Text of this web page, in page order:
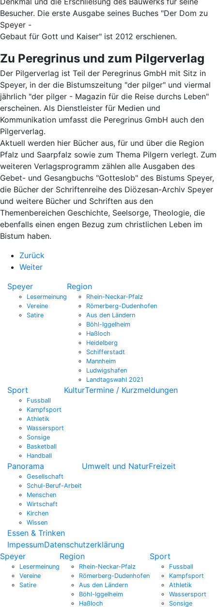
Besucher. Die erste Ausgabe seines Buches "Der Dom zu
Speyer -
Gebaut für Gott und Kaiser" ist 2012 erschienen.
Zu Peregrinus und zum Pilgerverlag
Der Pilgerverlag ist Teil der Peregrinus GmbH mit Sitz in
Speyer, in der die Bistumszeitung "der pilger" und viermal
jährlich "der pilger - Magazin für die Reise durchs Leben"
erscheinen. Als Dienstleister für Medien und
Kommunikation umfasst die Peregrinus GmbH auch den
Pilgerverlag.
Aktuell werden hier Bücher aus, für und über die Region
Pfalz und Saarpfalz sowie zum Thema Pilgern verlegt. Zum
weiteren Verlagsprogramm zählen alle Ausgaben des
Gebet- und Gesangbuchs "Gotteslob" des Bistums Speyer,
die Bücher der Schriftenreihe des Diözesan-Archiv Speyer
und weitere Bücher und Schriften aus den
Themenbereichen Geschichte, Seelsorge, Theologie, die
ebenfalls einen engen Bezug zum christlichen Leben im
Bistum haben.
Zurück
Weiter
Speyer
Lesermeinung
Vereine
Satire
Region
Rhein-Neckar-Pfalz
Römerberg-Dudenhofen
Aus den Ländern
Böhl-Iggelheim
Haßloch
Heidelberg
Schifferstadt
Mannheim
Ludwigshafen
Landtagswahl 2021
Sport
Fussball
Kampfsport
Athletik
Wassersport
Sonsige
Basketball
Handball
KulturTermine / Kurzmeldungen
Panorama
Gesellschaft
Schul-Beruf-Arbeit
Menschen
Wirtschaft
Kirchen
Wissen
Umwelt und NaturFreizeit
Essen & Trinken
ImpessumDatenschutzerklärung
Speyer
Lesermeinung
Vereine
Satire
Region
Rhein-Neckar-Pfalz
Römerberg-Dudenhofen
Aus den Ländern
Böhl-Iggelheim
Haßloch
Sport
Fussball
Kampfsport
Athletik
Wassersport
Sonsige